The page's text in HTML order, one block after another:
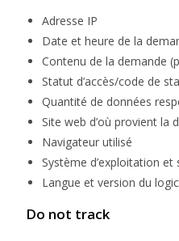
Adresse IP
Date et heure de la
Contenu de la demande
Statut d’accès/code de
Quantité de données
Site web d’où provient la
Navigateur utilisé
Système d’exploitation et
Langue et version du
Do not track